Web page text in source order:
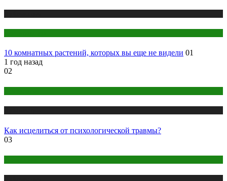
10 комнатных растений, которых вы еще не видели 01
1 год назад
02
Как исцелиться от психологической травмы?
03